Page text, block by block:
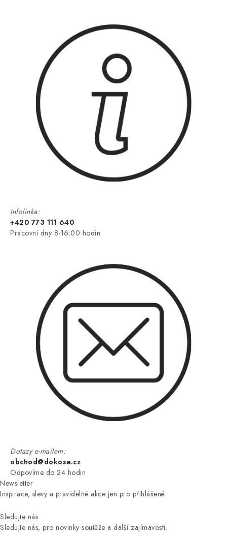
Infolinka:
+420 773 111 640
Pracovní dny 8-16:00 hodin
Dotazy e-mailem:
obchod@dokose.cz
Odpovíme do 24 hodin
Newsletter
Inspirace, slevy a pravidelné akce jen pro přihlášené.
Sledujte nás
Sledujte nás, pro novinky soutěže a další zajímavosti.